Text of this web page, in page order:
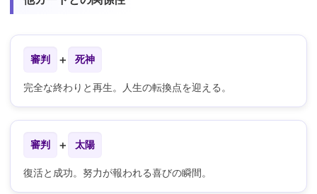
審判 ＋ 死神
完全な終わりと再生。人生の転換点を迎える。
審判 ＋ 太陽
復活と成功。努力が報われる喜びの瞬間。